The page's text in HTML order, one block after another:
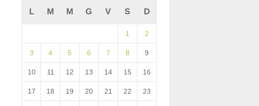
L M M G V S D
1 2
3 4 5 6 7 8 9
10 11 12 13 14 15 16
17 18 19 20 21 22 23